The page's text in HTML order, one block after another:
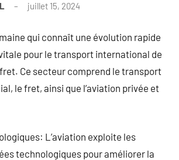
juillet 15, 2024
qui connaît une évolution rapide
pour le transport international de
Ce secteur comprend le transport
le fret, ainsi que l’aviation privée et
L’aviation exploite les
technologiques pour améliorer la